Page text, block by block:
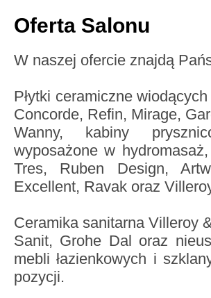
Oferta Salonu
W naszej ofercie znajdą
Płytki ceramiczne
Concorde, Refin, Mirage,
Wanny, kabiny
wyposażone w
Tres, Ruben Design,
Excellent, Ravak oraz
Ceramika sanitarna Villeroy
Sanit, Grohe Dal oraz
mebli łazienkowych i
pozycji.